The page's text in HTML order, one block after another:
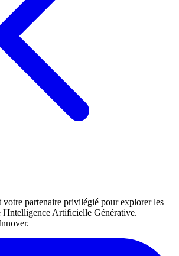
partenaire privilégié pour explorer les
l'Intelligence Artificielle Générative.